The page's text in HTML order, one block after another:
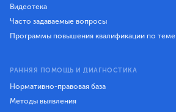
Видеотека
Часто задаваемые вопросы
Программы повышения квалификации по
РАННЯЯ ПОМОЩЬ И ДИАГНОСТИКА
Нормативно-правовая база
Методы выявления